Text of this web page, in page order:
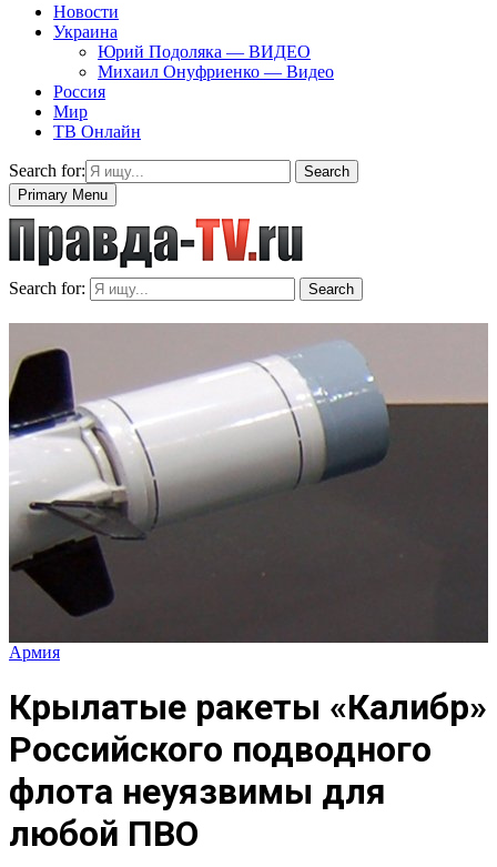
Новости
Украина
Юрий Подоляка — ВИДЕО
Михаил Онуфриенко — Видео
Россия
Мир
ТВ Онлайн
Search for:
Search
Primary Menu
Search for: Search
Армия
Крылатые ракеты «Калибр»
Российского подводного
флота неуязвимы для
любой ПВО